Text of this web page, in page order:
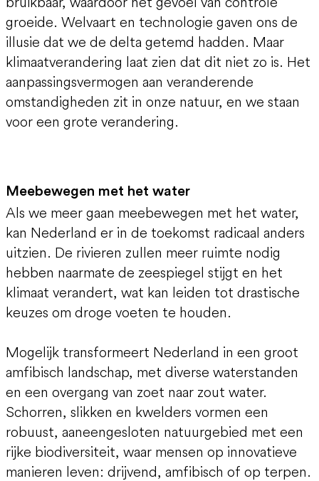
groeide. Welvaart en technologie gaven ons de
illusie dat we de delta getemd hadden. Maar
klimaatverandering laat zien dat dit niet zo is. Het
aanpassingsvermogen aan veranderende
omstandigheden zit in onze natuur, en we staan
voor een grote verandering.
Meebewegen met het water
Als we meer gaan meebewegen met het water,
kan Nederland er in de toekomst radicaal anders
uitzien. De rivieren zullen meer ruimte nodig
hebben naarmate de zeespiegel stijgt en het
klimaat verandert, wat kan leiden tot drastische
keuzes om droge voeten te houden.
Mogelijk transformeert Nederland in een groot
amfibisch landschap, met diverse waterstanden
en een overgang van zoet naar zout water.
Schorren, slikken en kwelders vormen een
robuust, aaneengesloten natuurgebied met een
rijke biodiversiteit, waar mensen op innovatieve
manieren leven: drijvend, amfibisch of op terpen.